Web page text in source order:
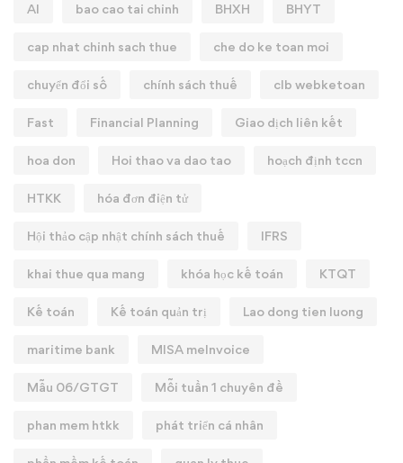
AI bao cao tai chinh BHXH BHYT
cap nhat chinh sach thue che do ke toan moi
chuyển đổi số chính sách thuế clb webketoan
Fast Financial Planning Giao dịch liên kết
hoa don Hoi thao va dao tao hoạch định tccn
HTKK hóa đơn điện tử
Hội thảo cập nhật chính sách thuế IFRS
khai thue qua mang khóa học kế toán KTQT
Kế toán Kế toán quản trị Lao dong tien luong
maritime bank MISA meInvoice
Mẫu 06/GTGT Mỗi tuần 1 chuyên đề
phan mem htkk phát triển cá nhân